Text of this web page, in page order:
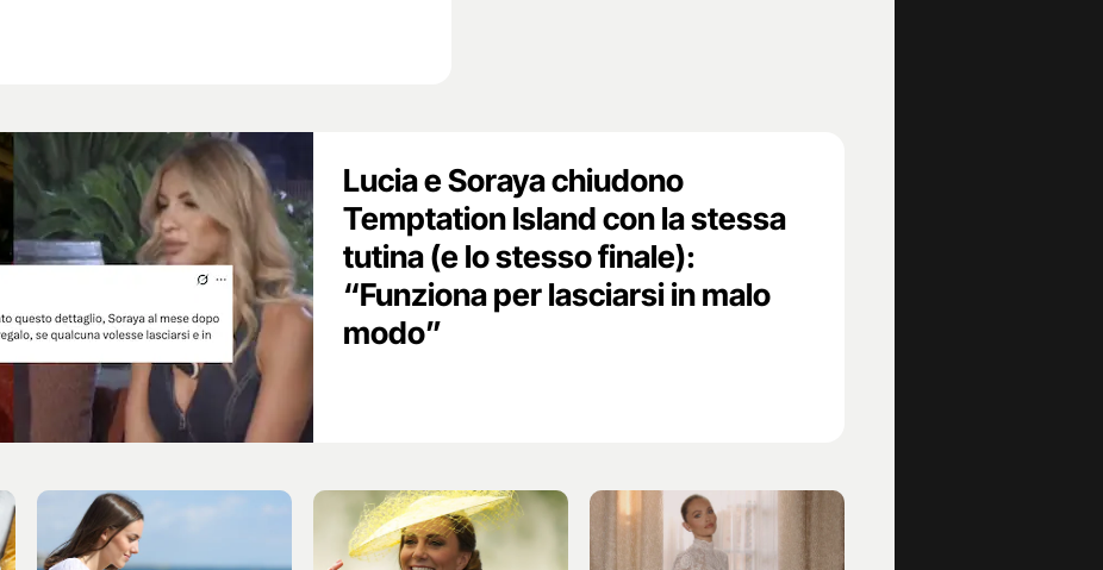
Lucia e Soraya chiudono
Temptation Island con la stessa
tutina (e lo stesso finale):
“Funziona per lasciarsi in malo
modo”